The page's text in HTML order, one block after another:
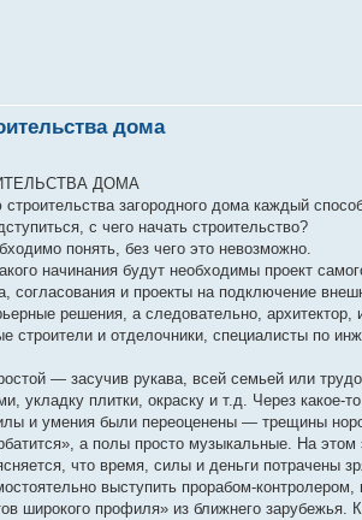
дома
ДОМА
загородного дома каждый
с чего начать строительство?
понять, без чего это невозможно.
начинания будут необходимы проект
согласования и проекты на подключение
решения, а следовательно, архитектор,
строители и отделочники, специалисты по
— засучив рукава, всей семьей или
укладку плитки, окраску и т.д. Через какое-
и умения были переоценены — трещины
а полы просто музыкальные. На
что время, силы и деньги потрачены
выступить прорабом-
широкого профиля» из ближнего зарубежья.